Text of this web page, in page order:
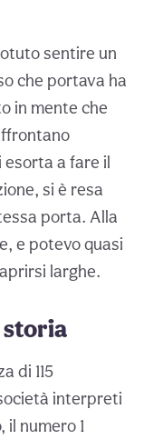
sentire un
che portava ha
in mente che
esorta a fare il
si è resa
porta. Alla
e potevo quasi
larghe.
storia
di 115
interpreti
il numero 1